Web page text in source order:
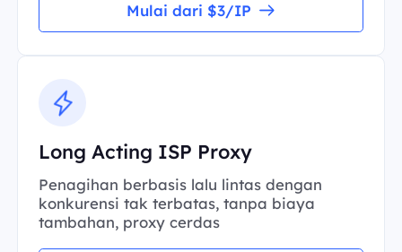
Mulai dari $3/IP
Long Acting ISP Proxy
Penagihan berbasis lalu lintas dengan
konkurensi tak terbatas, tanpa biaya
tambahan, proxy cerdas